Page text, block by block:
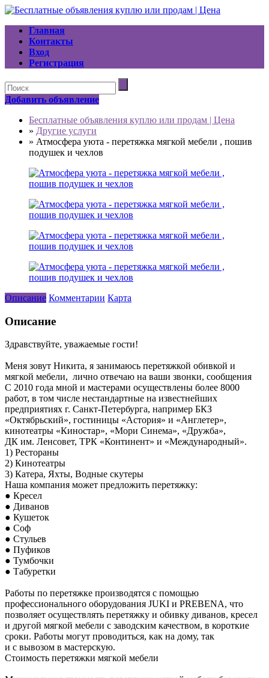
Главная
Контакты
Вход
Регистрация
Добавить объявление
Бесплатные объявления куплю или продам | Цена
» Другие услуги
» Атмосфера уюта - перетяжка мягкой мебели , пошив
подушек и чехлов
Описание Комментарии Карта
Описание
Здравствуйте, уважаемые гости!
Меня зовут Никита, я занимаюсь перетяжкой обивкой и
мягкой мебели, лично отвечаю на ваши звонки, сообщения
С 2010 года мной и мастерами осуществлены более 8000
работ, в том числе нестандартные на известнейших
предприятиях г. Санкт-Петербурга, например БКЗ
«Октябрьский», гостиницы «Астория» и «Англетер»,
кинотеатры «Киностар», «Мори Синема», «Дружба»,
ДК им. Ленсовет, ТРК «Континент» и «Международный».
1) Рестораны
2) Кинотеатры
3) Катера, Яхты, Водные скутеры
Наша компания может предложить перетяжку:
● Кресел
● Диванов
● Кушеток
● Соф
● Стульев
● Пуфиков
● Тумбочки
● Табуретки
Работы по перетяжке производятся с помощью
профессионального оборудования JUKI и PREBENA, что
позволяет осуществлять перетяжку и обивку диванов, кресел
и другой мягкой мебели с заводским качеством, в короткие
сроки. Работы могут проводиться, как на дому, так
и с вывозом в мастерскую.
Стоимость перетяжки мягкой мебели